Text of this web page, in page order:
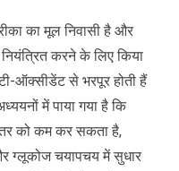
का मूल निवासी है और
करने के लिए किया
ऑक्सीडेंट से भरपूर होती हैं
में पाया गया है कि
को कम कर सकता है,
ग्लूकोज चयापचय में सुधार